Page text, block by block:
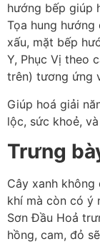
hướng bếp giúp
Tọa hung
xấu, mặt bếp
Y, Phục Vị theo
trên) tương ứng
Giúp hoá giải
lộc, sức khoẻ,
Trưng
Cây xanh
khí mà còn có ý
Sơn Đầu Hoả
hồng, cam, đỏ